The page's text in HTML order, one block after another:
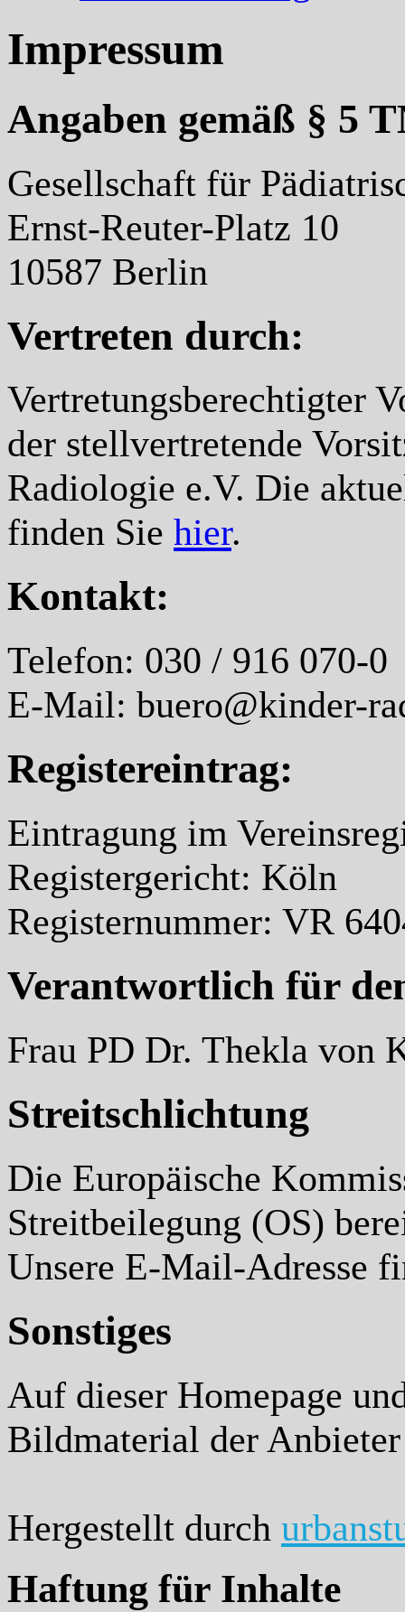
Impressum
Angaben gemäß § 5
Gesellschaft für
Ernst-Reuter-Platz 10
10587 Berlin
Vertreten durch:
Vertretungsberechtigter
der stellvertretende
Radiologie e.V. Die
finden Sie hier.
Kontakt:
Telefon: 030 / 916 070-0
E-Mail: buero@kinder-
Registereintrag:
Eintragung im
Registergericht: Köln
Registernummer: VR
Verantwortlich für
Frau PD Dr. Thekla von
Streitschlichtung
Die Europäische
Streitbeilegung (OS)
Unsere E-Mail-Adresse
Sonstiges
Auf dieser Homepage
Bildmaterial der
Hergestellt durch
Haftung für Inhalte